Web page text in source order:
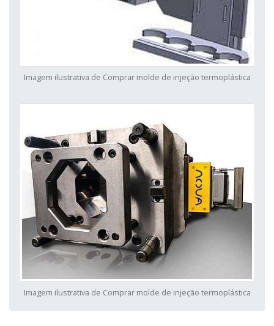
Imagem ilustrativa de Comprar molde de injeção termoplástica
Imagem ilustrativa de Comprar molde de injeção termoplástica